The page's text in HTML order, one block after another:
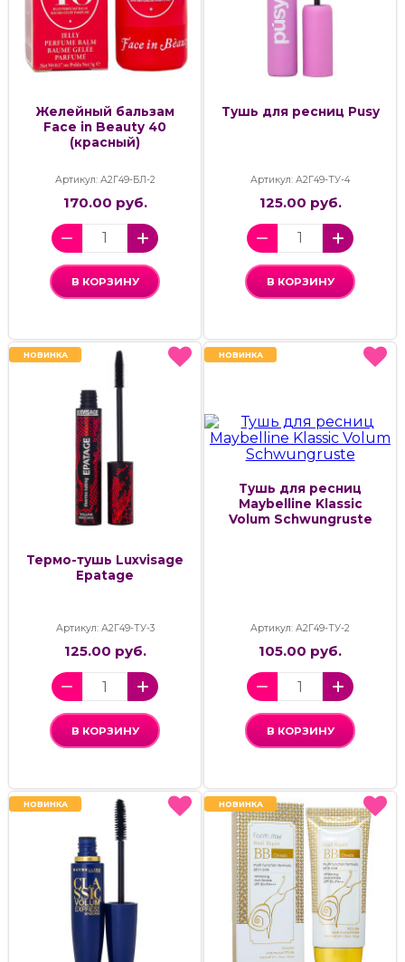
Желейный бальзам
Face in Beauty 40
(красный)
Артикул: А2Г49-БЛ-2
170.00 руб.
В КОРЗИНУ
Тушь для ресниц Pusy
Артикул: А2Г49-ТУ-4
125.00 руб.
В КОРЗИНУ
НОВИНКА
Термо-тушь Luxvisage
Epatage
Артикул: А2Г49-ТУ-3
НОВИНКА
125.00 руб.
В КОРЗИНУ
НОВИНКА
Тушь для ресниц
Maybelline Klassic
Volum Schwungruste
Артикул: А2Г49-ТУ-2
НОВИНКА
105.00 руб.
В КОРЗИНУ
НОВИНКА
НОВИНКА НОВИНКА
НОВИНКА